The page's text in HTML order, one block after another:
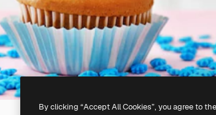
By clicking “Accept All Cookies”, you agree to